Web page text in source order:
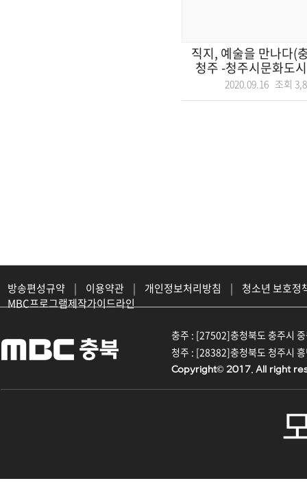
직지, 예술을 만나다(
청주 -청주시문화도
2020.09.16 조회
방송편성규약 | 이용약관 | 개인정보처리방침 |
청소년 보호정
MBC프로그램제작가이드라인
충주 : [27502]충청북도 충주시
청주 : [28382]충청북도 청주시
Copyright© 2017. All right